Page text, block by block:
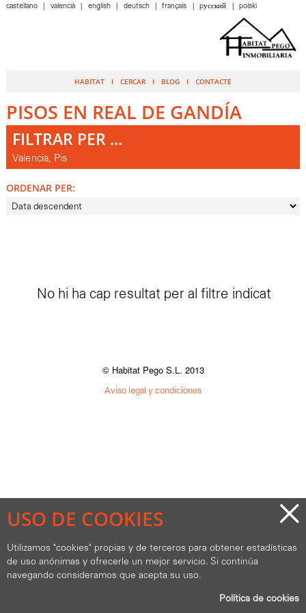
HABITAT CERCAR BLOG CONTACTE
castellano valencià english deutsch français pусский polski
PISOS EN REAL DE GANDÍA
FILTRAR PER ...
Valencia, Pis
ORDENAR PER:
No hi ha cap resultat per al filtre indicat
USO DE COOKIES
Utilizamos "cookies" propias y de terceros para obtener estadísticas
de uso anónimas y ofrecerle un mejor servicio. Si continúa
navegando consideramos que acepta su uso.
Política de cookies
×
© Habitat Pego S.L. 2013
Aviso legal y condiciones